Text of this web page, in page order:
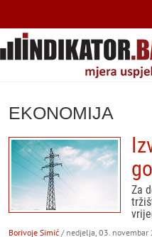
EKONOMIJA
Za
Borivoje Simić / nedjelja, 03. novembar